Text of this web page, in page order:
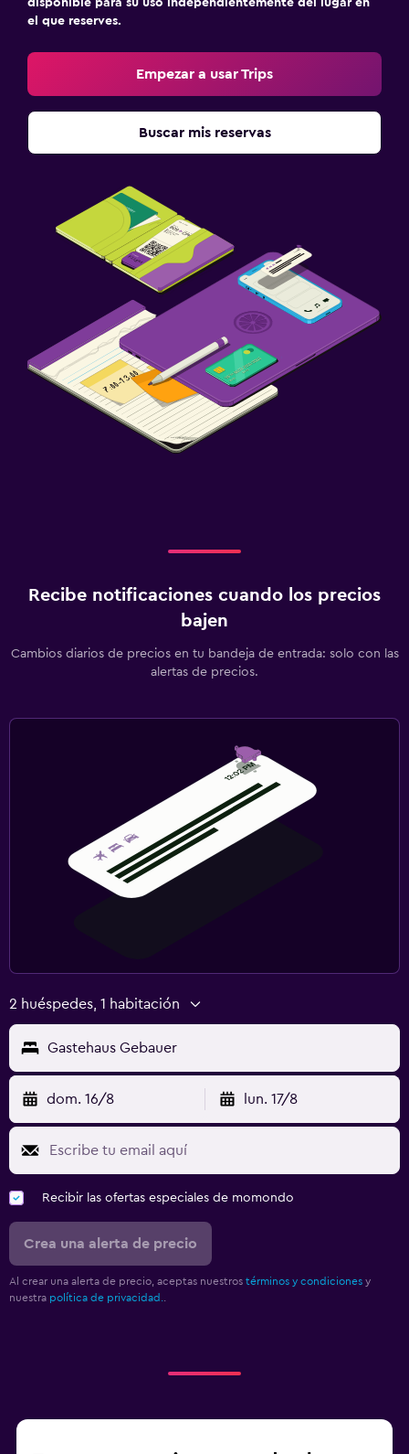
el que reserves.
Empezar a usar Trips
Buscar mis reservas
Recibe notificaciones cuando los precios
bajen
Cambios diarios de precios en tu bandeja de entrada: solo con las
alertas de precios.
2 huéspedes, 1 habitación
Gastehaus Gebauer
dom. 16/8 lun. 17/8
Recibir las ofertas especiales de momondo
Crea una alerta de precio
Al crear una alerta de precio, aceptas nuestros términos y condiciones y
nuestra política de privacidad.